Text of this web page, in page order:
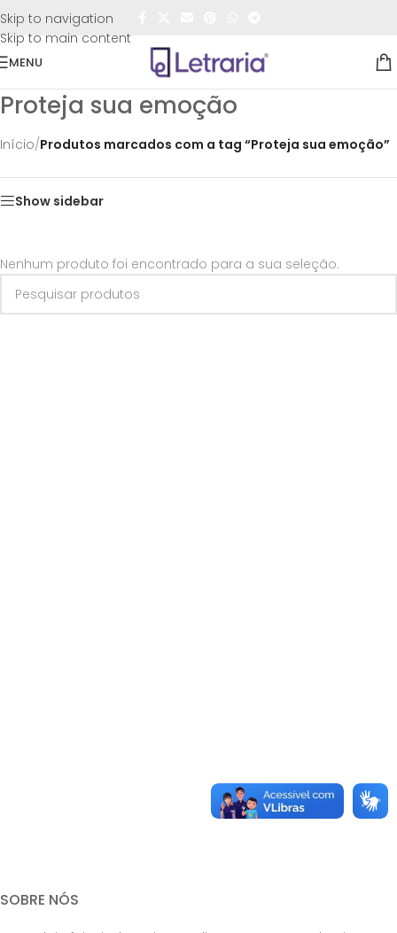
Skip to navigation
Skip to main content
FRETE GRÁTIS
MENU
Proteja sua emoção
Início/Produtos marcados com a tag “Proteja sua emoção”
Show sidebar
Nenhum produto foi encontrado para a sua seleção.
SOBRE NÓS